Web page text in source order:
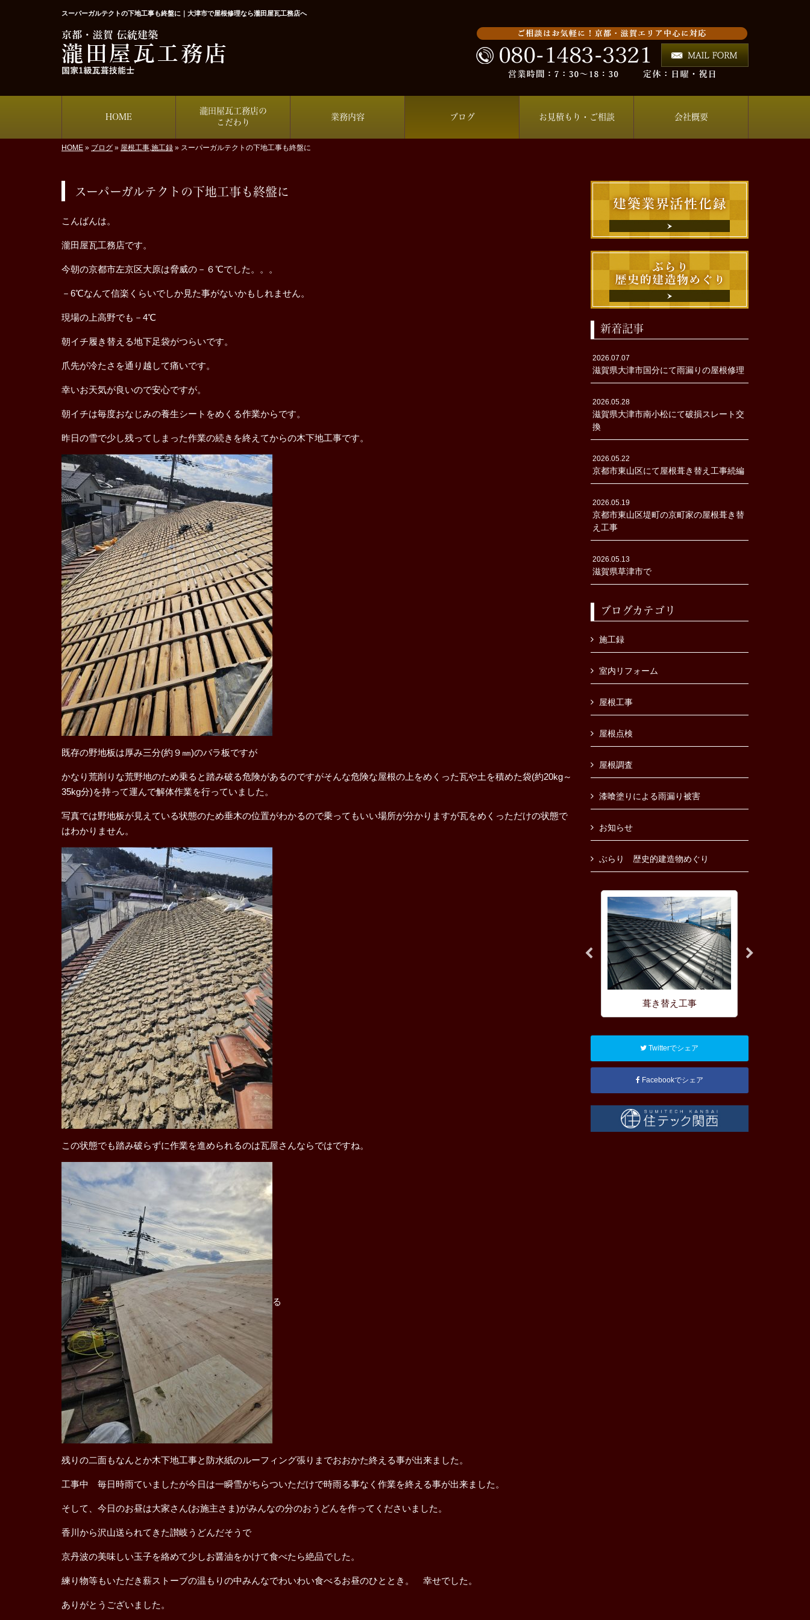
スーパーガルテクトの下地工事も終盤に｜大津市で屋根修理なら瀧田屋瓦工務店へ
HOME
瀧田屋瓦工務店の
こだわり
業務内容 ブログ お見積もり・ご相談 会社概要
HOME » ブログ » 屋根工事,施工録 » スーパーガルテクトの下地工事も終盤に
スーパーガルテクトの下地工事も終盤に
こんばんは。
瀧田屋瓦工務店です。
今朝の京都市左京区大原は脅威の－６℃でした。。。
－6℃なんて信楽くらいでしか見た事がないかもしれません。
現場の上高野でも－4℃
朝イチ履き替える地下足袋がつらいです。
爪先が冷たさを通り越して痛いです。
幸いお天気が良いので安心ですが。
朝イチは毎度おなじみの養生シートをめくる作業からです。
昨日の雪で少し残ってしまった作業の続きを終えてからの木下地工事です。
既存の野地板は厚み三分(約９㎜)のバラ板ですが
かなり荒削りな荒野地のため乗ると踏み破る危険があるのですがそんな危険な屋根の上をめくった瓦や土を積めた袋(約20kg～
35kg分)を持って運んで解体作業を行っていました。
写真では野地板が見えている状態のため垂木の位置がわかるので乗ってもいい場所が分かりますが瓦をめくっただけの状態で
はわかりません。
この状態でも踏み破らずに作業を進められるのは瓦屋さんならではですね。
る
残りの二面もなんとか木下地工事と防水紙のルーフィング張りまでおおかた終える事が出来ました。
工事中 毎日時雨ていましたが今日は一瞬雪がちらついただけで時雨る事なく作業を終える事が出来ました。
そして、今日のお昼は大家さん(お施主さま)がみんなの分のおうどんを作ってくださいました。
香川から沢山送られてきた讃岐うどんだそうで
京丹波の美味しい玉子を絡めて少しお醤油をかけて食べたら絶品でした。
練り物等もいただき薪ストーブの温もりの中みんなでわいわい食べるお昼のひととき。 幸せでした。
ありがとうございました。
新着記事
2026.07.07
滋賀県大津市国分にて雨漏りの屋根修理
2026.05.28
滋賀県大津市南小松にて破損スレート交
換
2026.05.22
京都市東山区にて屋根葺き替え工事続編
2026.05.19
京都市東山区堤町の京町家の屋根葺き替
え工事
2026.05.13
滋賀県草津市で
ブログカテゴリ
施工録
室内リフォーム
屋根工事
屋根点検
屋根調査
漆喰塗りによる雨漏り被害
お知らせ
ぶらり 歴史的建造物めぐり
葺き替え工事
Twitterでシェア
Facebookでシェア